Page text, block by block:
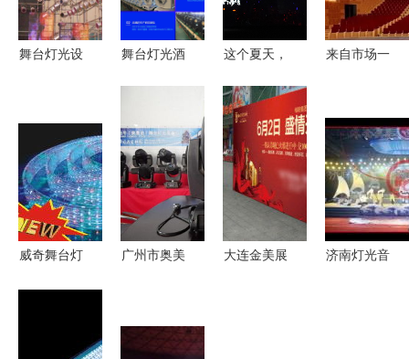
舞台灯光设
现力的精品
装备
舞台灯光酒
260W光束
灯在娱乐场
所的应用优
这个夏天，
理想世界
来自市场一
定性是第一
要求
威奇舞台灯
广州市奥美
300W光束
大连金美展
济南灯光音